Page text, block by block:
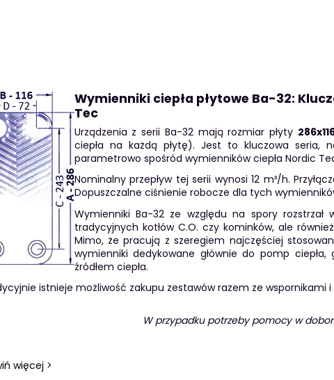
Wymienniki ciepła płytowe Ba-32:
Tec
Urządzenia z serii Ba-32 mają rozmiar płyty
ciepła na każdą płytę). Jest to kluczowa seria,
parametrowo spośród wymienników ciepła Nordic
Nominalny przepływ tej serii wynosi 12 m³/h.
Dopuszczalne ciśnienie robocze dla tych
Wymienniki Ba-32 ze względu na spory
tradycyjnych kotłów C.O. czy kominków, ale
Mimo, że pracują z szeregiem najczęściej
wymienniki dedykowane głównie do pomp
źródłem ciepła.
istnieje możliwość zakupu zestawów razem ze wspornikami i
W przypadku potrzeby pomocy w
więcej >